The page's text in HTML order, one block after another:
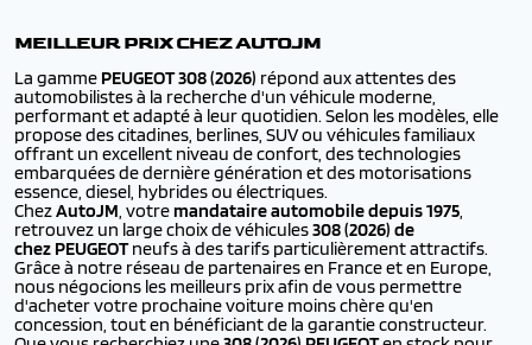
MEILLEUR PRIX CHEZ AUTOJM
La gamme PEUGEOT308 (2026) répond aux attentes des
automobilistes à la recherche d'un véhicule moderne,
performant et adapté à leur quotidien. Selon les modèles, elle
propose des citadines, berlines, SUV ou véhicules familiaux
offrant un excellent niveau de confort, des technologies
embarquées de dernière génération et des motorisations
essence, diesel, hybrides ou électriques.
ChezAutoJM, votremandataire automobile depuis 1975,
retrouvez un large choix de véhicules308 (2026) de
chez PEUGEOTneufs à des tarifs particulièrement attractifs.
Grâce à notre réseau de partenaires en France et en Europe,
nous négocions les meilleurs prix afin de vous permettre
d'acheter votre prochaine voiture moins chère qu'en
concession, tout en bénéficiant de la garantie constructeur.